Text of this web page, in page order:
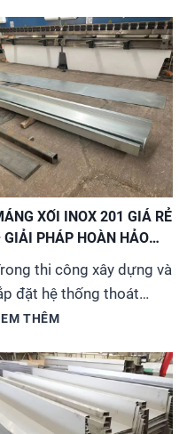
XỐI INOX 201 GIÁ RẺ
GIẢI PHÁP HOÀN HẢO
CHO MỌI CÔNG TRÌNH
thi công xây dựng và
đặt hệ thống thoát
việc lựa chọn vật liệu
vừa tiết kiệm chi phí
là ưu tiên hàng
Máng xối inox 201 đã
THÊM